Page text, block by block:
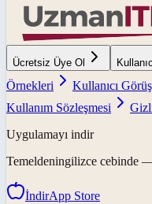
Ücretsiz Üye Ol
Örnekleri
Kullanıcı
Kullanım Sözleşmesi
Uygulamayı indir
Temeldeningilizce cebinde
İndirApp Store